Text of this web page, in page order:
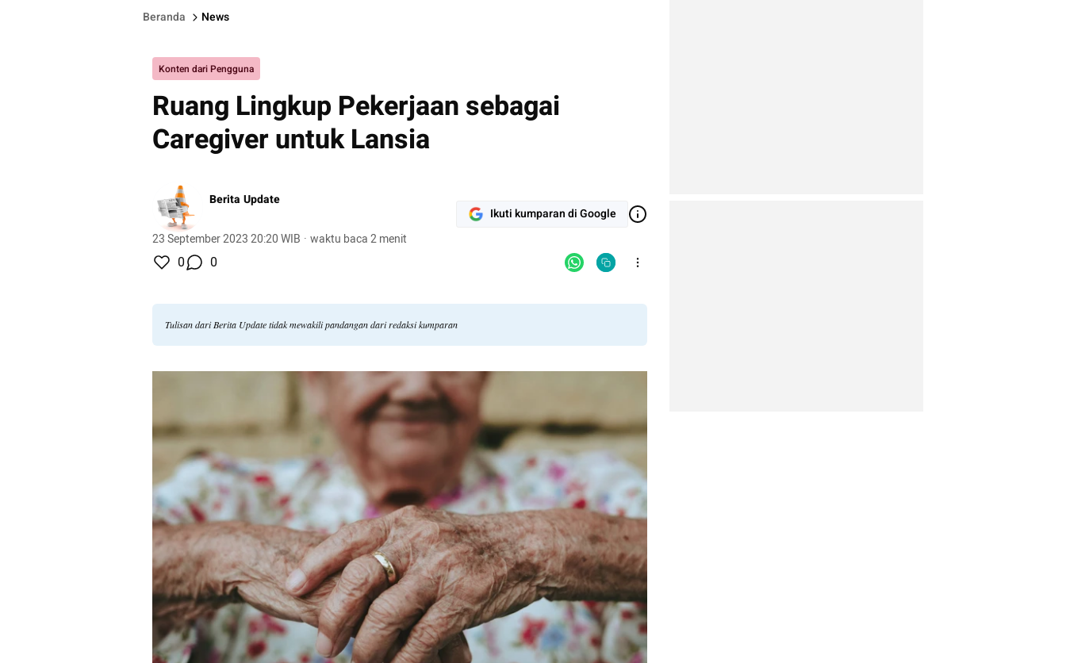
Beranda News
Konten dari Pengguna
Ruang Lingkup Pekerjaan sebagai
Caregiver untuk Lansia
Berita Update
23 September 2023 20:20 WIB · waktu baca 2 menit
Ikuti kumparan di Google
0 0
Tulisan dari Berita Update tidak mewakili pandangan dari redaksi kumparan